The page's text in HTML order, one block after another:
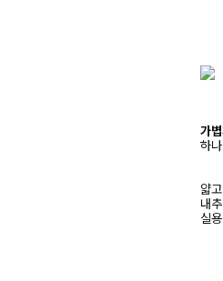
가
하
얇
내
실